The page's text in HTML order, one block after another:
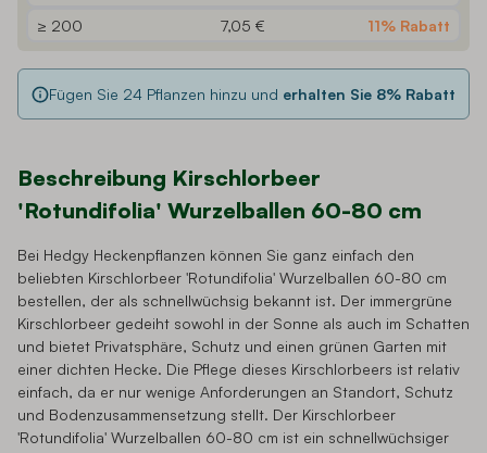
≥ 200
7,05 € 11% Rabatt
Fügen Sie 24 Pflanzen hinzu und erhalten Sie 8% Rabatt
Beschreibung Kirschlorbeer
'Rotundifolia' Wurzelballen 60-80 cm
Bei Hedgy Heckenpflanzen können Sie ganz einfach den
beliebten Kirschlorbeer 'Rotundifolia' Wurzelballen 60-80 cm
bestellen, der als schnellwüchsig bekannt ist. Der immergrüne
Kirschlorbeer gedeiht sowohl in der Sonne als auch im Schatten
und bietet Privatsphäre, Schutz und einen grünen Garten mit
einer dichten Hecke. Die Pflege dieses Kirschlorbeers ist relativ
einfach, da er nur wenige Anforderungen an Standort, Schutz
und Bodenzusammensetzung stellt. Der Kirschlorbeer
'Rotundifolia' Wurzelballen 60-80 cm ist ein schnellwüchsiger